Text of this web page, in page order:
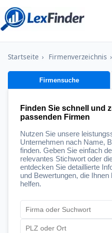
Startseite › Firmenverzeichnis ›
Firmensuche
Finden Sie schnell und
passenden Firmen
Nutzen Sie unsere
Unternehmen nach Name,
finden. Geben Sie einfach
relevantes Stichwort oder
entdecken Sie detaillierte
und Bewertungen, die
helfen.